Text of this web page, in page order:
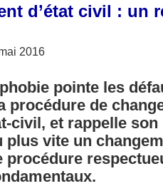
d’état civil : un
2016
pointe les
procédure de
civil, et rappelle
plus vite un
procédure